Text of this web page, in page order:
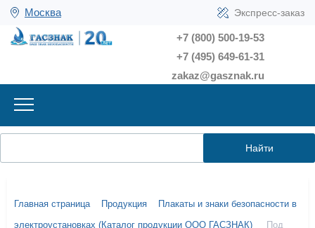
Москва Экспресс-заказ
+7 (800) 500-19-53
+7 (495) 649-61-31
zakaz@gasznak.ru
Найти
Главная страница Продукция
Плакаты и знаки безопасности в
электроустановках (Каталог продукции ООО ГАСЗНАК)
Под